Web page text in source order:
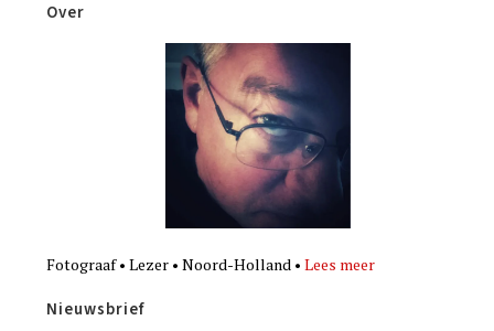
Over
Fotograaf • Lezer • Noord-Holland •Lees meer
Nieuwsbrief